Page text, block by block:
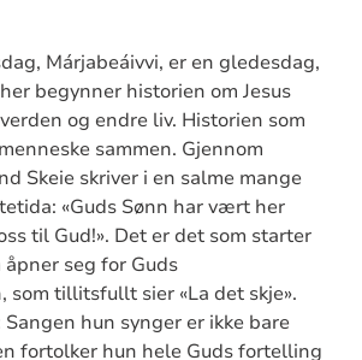
Márjabeáivvi, er en gledesdag,
begynner historien om Jesus
og endre liv. Historien som
sammen. Gjennom
Skeie skriver i en salme mange
«Guds Sønn har vært her
til Gud!». Det er det som starter
seg for Guds
tillitsfullt sier «La det skje».
hun synger er ikke bare
fortolker hun hele Guds fortelling